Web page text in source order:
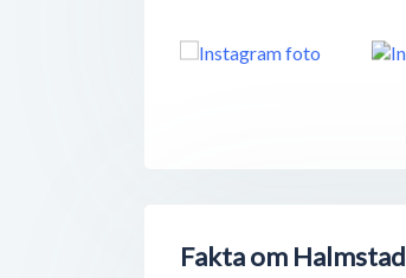
Fakta om Halmstad